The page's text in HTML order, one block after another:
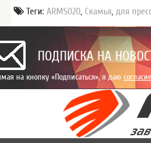
Теги:ARMS020, Скамья,для
ПОДПИСКА НА
на кнопку «Подписаться», я даю